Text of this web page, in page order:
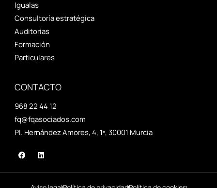
Igualas
Consultoría estratégica
Auditorías
Formación
Particulares
CONTACTO
968 22 44 12
fq@fqasociados.com
Pl. Hernández Amores, 4, 1º, 30001 Murcia